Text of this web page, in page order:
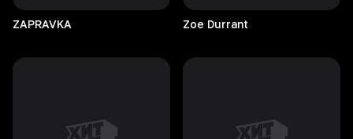
ZAPRAVKA Zoe Durrant